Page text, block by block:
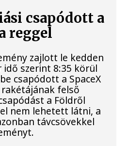
csapódott a
reggel
zajlott le kedden
idő szerint 8:35 körül
csapódott a SpaceX
rakétájának felső
a Földről
nem lehetett látni, a
távcsövekkel